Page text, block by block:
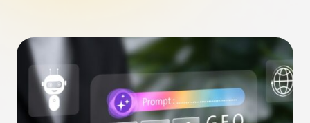
פרסום בגוגל
רשתות חברתיות
שיווק לאתרי